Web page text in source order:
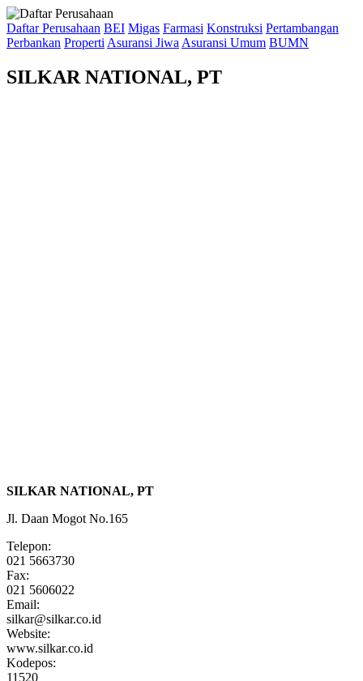
Daftar Perusahaan BEI Migas Farmasi Konstruksi Pertambangan
Perbankan Properti Asuransi Jiwa Asuransi Umum BUMN
SILKAR NATIONAL, PT
SILKAR NATIONAL, PT
Jl. Daan Mogot No.165
Telepon:
021 5663730
Fax:
021 5606022
Email:
silkar@silkar.co.id
Website:
www.silkar.co.id
Kodepos:
11520